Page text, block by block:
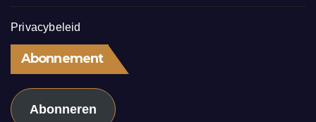
Privacybeleid
Abonnement
Abonneren